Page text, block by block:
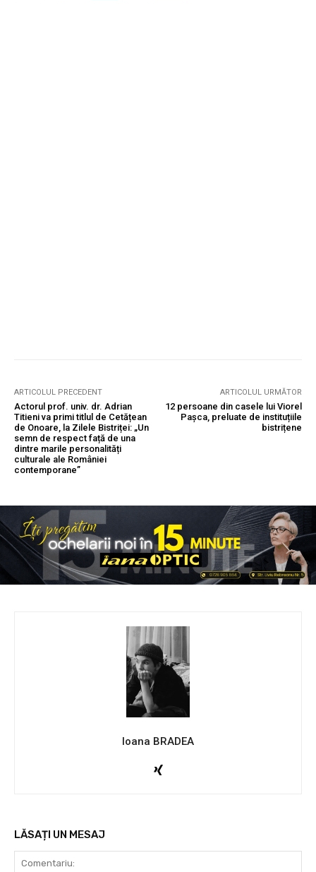
ARTICOLUL PRECEDENT
Actorul prof. univ. dr. Adrian
Titieni va primi titlul de Cetățean
de Onoare, la Zilele Bistriței: „Un
semn de respect față de una
dintre marile personalități
culturale ale României
contemporane”
ARTICOLUL URMĂTOR
12 persoane din casele lui Viorel
Pașca, preluate de instituțiile
bistrițene
Ioana BRADEA
LĂSAȚI UN MESAJ